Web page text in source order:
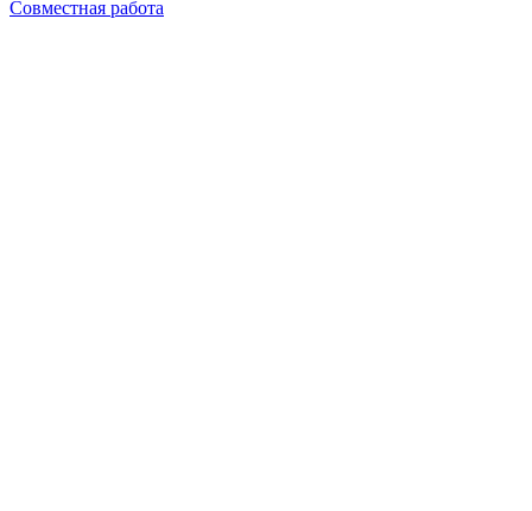
Совместная работа